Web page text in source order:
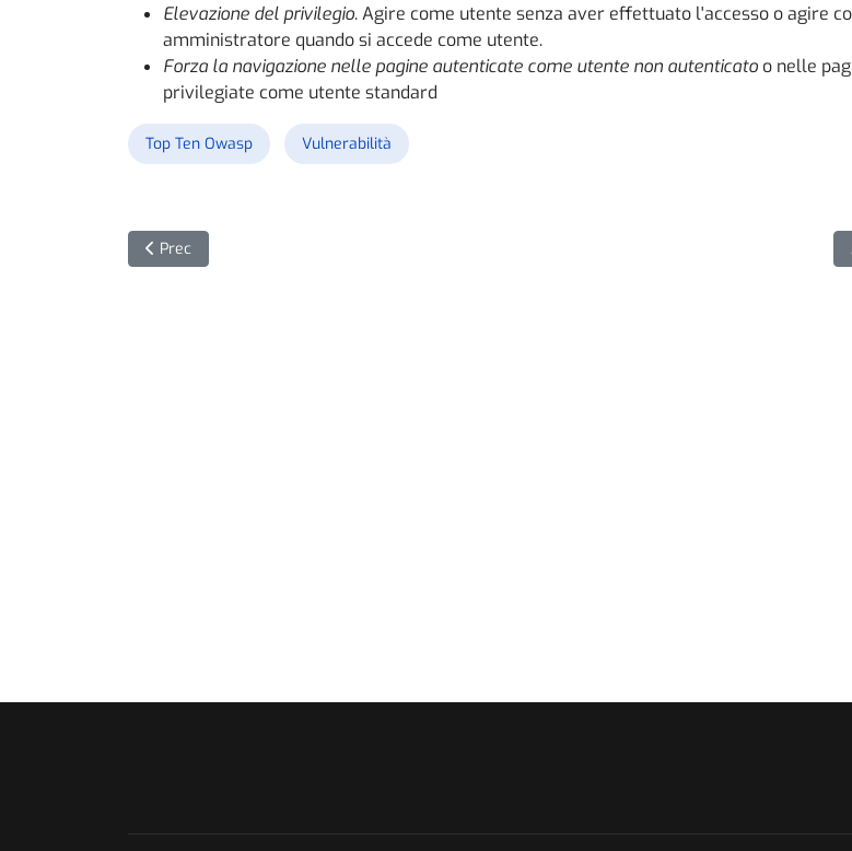
Elevazione del privilegio. Agire come utente senza aver effettuato l'accesso o agire
amministratore quando si accede come utente.
Forza la navigazione nelle pagine autenticate come utente non autenticato o nelle
privilegiate come utente standard
Top Ten Owasp Vulnerabilità
Articolo precedente: Phoenix Locker: il ransomware che ha fatto pagare a CNA Hardy $40 milioni
Prec